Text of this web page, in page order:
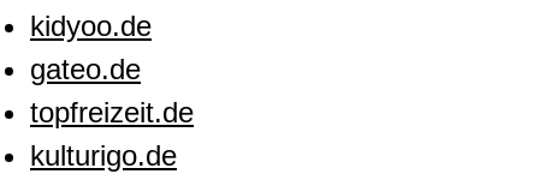
kidyoo.de
gateo.de
topfreizeit.de
kulturigo.de